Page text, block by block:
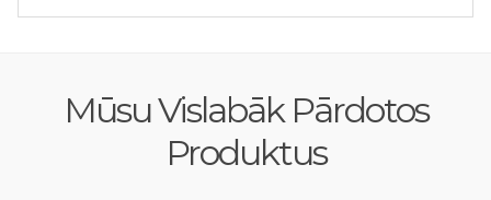
Mūsu Vislabāk Pārdotos
Produktus